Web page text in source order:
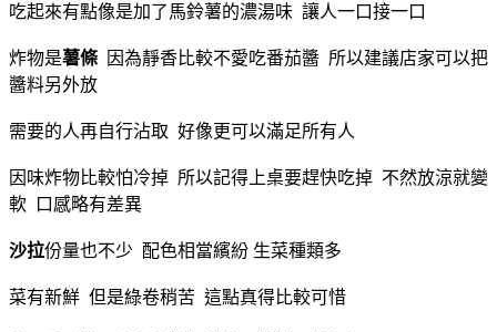
吃起來有點像是加了馬鈴薯的濃湯味 讓人一口接一口
炸物是薯條 因為靜香比較不愛吃番茄醬 所以建議店家可以把
醬料另外放
需要的人再自行沾取 好像更可以滿足所有人
因味炸物比較怕冷掉 所以記得上桌要趕快吃掉 不然放涼就變
軟 口感略有差異
沙拉份量也不少 配色相當繽紛 生菜種類多
菜有新鮮 但是綠卷稍苦 這點真得比較可惜